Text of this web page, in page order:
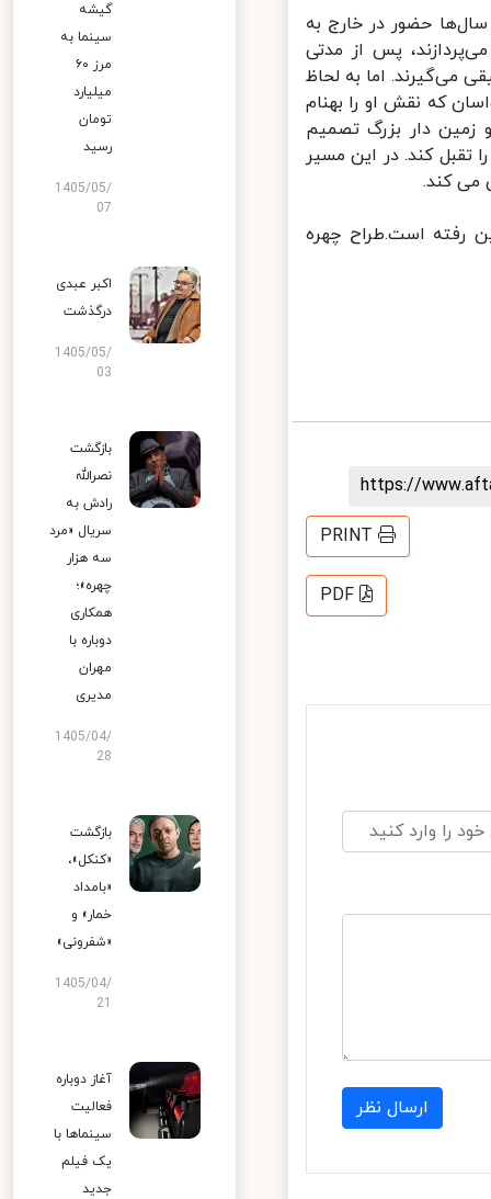
پس از سال‌ها حضور در خارج به
پس از مدتی
می‌گیرند. اما به لحاظ
که نقش او را بهنام
دار بزرگ تصمیم
کند. در این مسیر
کند.
رفته است.طراح چهره
https://
PRINT
PDF
ارسال نظر
گیشه
سینما به
مرز ۶۰
میلیارد
تومان
رسید
1405/05/
07
اکبر عبدی
درگذشت
1405/05/
03
بازگشت
نصرالله
رادش به
سریال «مرد
سه هزار
چهره»؛
همکاری
دوباره با
مهران
مدیری
1405/04/
28
بازگشت
«کنکل»،
«بامداد
خمار» و
«شفرونی»
1405/04/
آغاز دوباره
فعالیت
سینماها با
یک فیلم
جدید